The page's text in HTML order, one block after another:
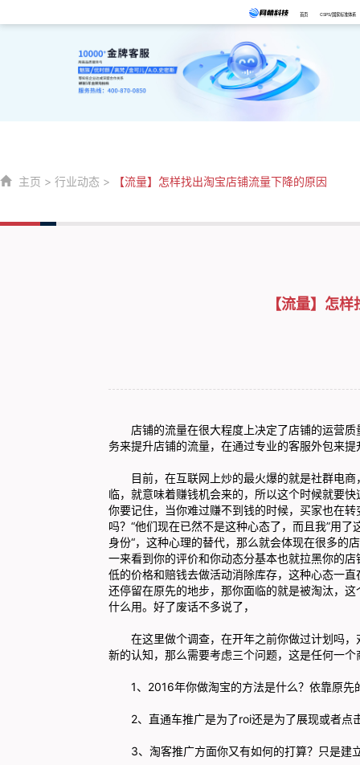
首页 CSPS/国家标准体系
主页 > 行业动态 > 【流量】怎样找出淘宝店铺流量下降的原因
【流量】怎
店铺的流量在很大程度上决定了店铺的运营质
务来提升店铺的流量，在通过专业的客服外包来
目前，在互联网上炒的最火爆的就是社群电商
临，就意味着赚钱机会来的，所以这个时候就要
你要记住，当你难过赚不到钱的时候，买家也在
吗？“他们现在已然不是这种心态了，而且我”用
身份“，这种心理的替代，那么就会体现在很多的
一来看到你的评价和你动态分基本也就拉黑你的
低的价格和赔钱去做活动消除库存，这种心态一
还停留在原先的地步，那你面临的就是被淘汰，
什么用。好了废话不多说了，
在这里做个调查，在开年之前你做过计划吗，
新的认知，那么需要考虑三个问题，这是任何一
1、2016年你做淘宝的方法是什么？依靠原先
2、直通车推广是为了roi还是为了展现或者点
3、淘客推广方面你又有如何的打算？只是建